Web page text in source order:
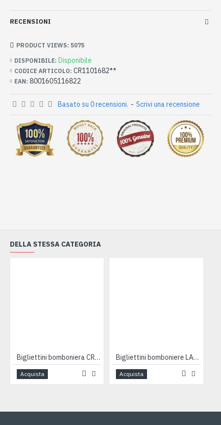
RECENSIONI
DISPONIBILE: Disponibile
CODICE ARTICOLO: CR1101682**
EAN: 8001605116822
PRODUCT VIEWS: 5075
Basato su 0 recensioni. - Scrivi una recensione
DELLA STESSA CATEGORIA
Bigliettini bomboniera CRESIMA 100pz
Acquista
Bigliettini bomboniere LAUREA 100pz
Acquista